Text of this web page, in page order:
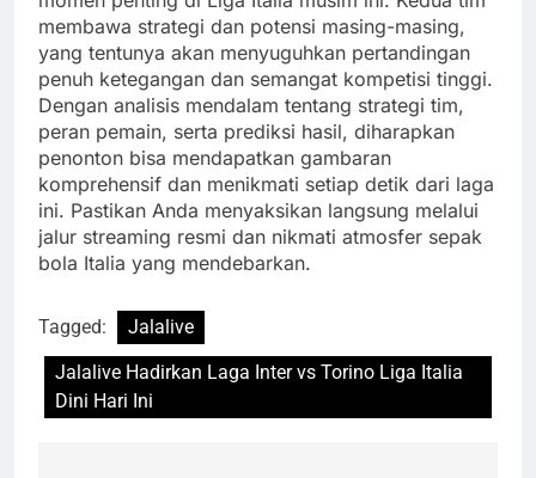
membawa strategi dan potensi masing-masing,
yang tentunya akan menyuguhkan pertandingan
penuh ketegangan dan semangat kompetisi tinggi.
Dengan analisis mendalam tentang strategi tim,
peran pemain, serta prediksi hasil, diharapkan
penonton bisa mendapatkan gambaran
komprehensif dan menikmati setiap detik dari laga
ini. Pastikan Anda menyaksikan langsung melalui
jalur streaming resmi dan nikmati atmosfer sepak
bola Italia yang mendebarkan.
Tagged:
Jalalive
Jalalive Hadirkan Laga Inter vs Torino Liga Italia
Dini Hari Ini